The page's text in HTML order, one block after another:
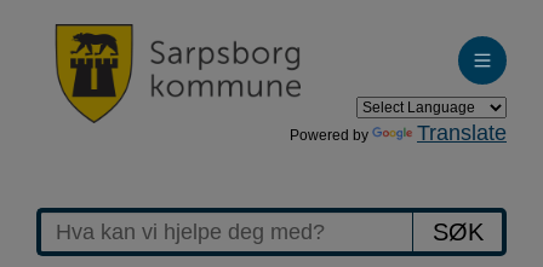
Powered by Translate
Forside
www.sarpsborg.com
SØK